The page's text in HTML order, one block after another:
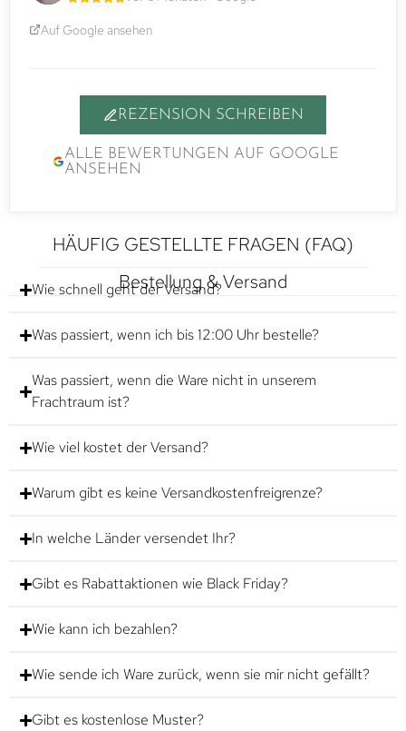
Auf Google ansehen
REZENSION SCHREIBEN
ALLE BEWERTUNGEN AUF GOOGLE
ANSEHEN
HÄUFIG GESTELLTE FRAGEN (FAQ)
Bestellung & Versand
Wie schnell geht der Versand?
Was passiert, wenn ich bis 12:00 Uhr bestelle?
Was passiert, wenn die Ware nicht in unserem
Frachtraum ist?
Wie viel kostet der Versand?
Warum gibt es keine Versandkostenfreigrenze?
In welche Länder versendet Ihr?
Gibt es Rabattaktionen wie Black Friday?
Wie kann ich bezahlen?
Wie sende ich Ware zurück, wenn sie mir nicht gefällt?
Gibt es kostenlose Muster?